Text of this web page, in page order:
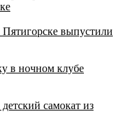
выпустили
в ночном клубе
самокат из